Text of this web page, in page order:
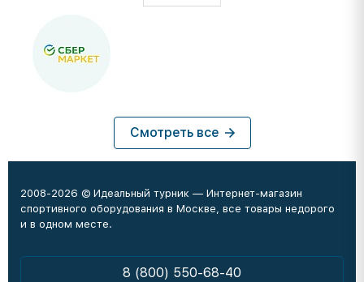
Смотреть все
2008-2026 © Идеальный турник — Интернет-магазин
спортивного оборудования в Москве, все товары недорого
и в одном месте.
8 (800) 550-68-40